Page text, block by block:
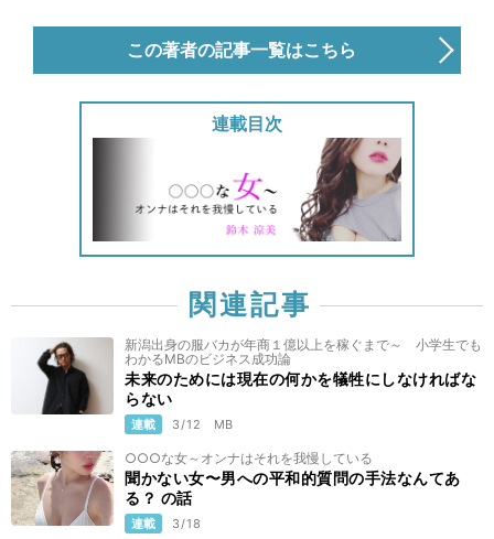
この著者の記事一覧はこちら
連載目次
関連記事
新潟出身の服バカが年商１億以上を稼ぐまで～ 小学生でも
わかるMBのビジネス成功論
未来のためには現在の何かを犠牲にしなければな
らない
連載 3/12 MB
○○○な女～オンナはそれを我慢している
聞かない女〜男への平和的質問の手法なんてあ
る？ の話
連載 3/18